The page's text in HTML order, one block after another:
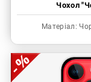
Чохол
Матеріал: